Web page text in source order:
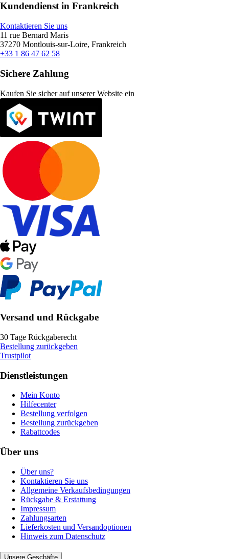
Kundendienst in Frankreich
Kontaktieren Sie uns
11 rue Bernard Maris
37270 Montlouis-sur-Loire, Frankreich
+33 1 86 47 62 58
Sichere Zahlung
Kaufen Sie sicher auf unserer Website ein
Versand und Rückgabe
30 Tage Rückgaberecht
Bestellung zurückgeben
Trustpilot
Dienstleistungen
Mein Konto
Hilfecenter
Bestellung verfolgen
Bestellung zurückgeben
Rabattcodes
Über uns
Über uns?
Kontaktieren Sie uns
Allgemeine Verkaufsbedingungen
Rückgabe & Erstattung
Impressum
Zahlungsarten
Lieferkosten und Versandoptionen
Hinweis zum Datenschutz
Unsere Geschäfte